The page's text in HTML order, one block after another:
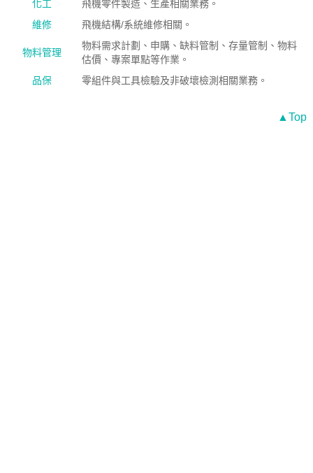
化工
飛機零件製造、生產相關業務。
維修
飛機結構/系統維修相關。
物料管理
物料需求計劃、申購、缺料管制、存量管制、物料
估價、專案單點等作業。
品保
零組件與工具檢驗及非破壞檢測相關業務。
▲Top